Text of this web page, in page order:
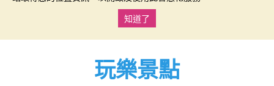
知道了
玩樂景點